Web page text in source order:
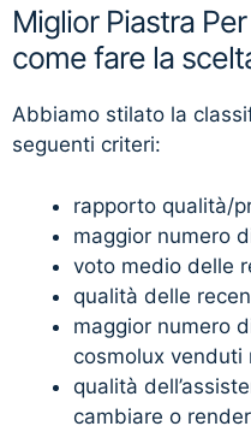
Miglior Piastra
come fare la
Abbiamo stilato la
seguenti criteri:
rapporto qualità/
maggior numero
voto medio delle
qualità delle
maggior numero
cosmolux venduti
qualità
cambiare o